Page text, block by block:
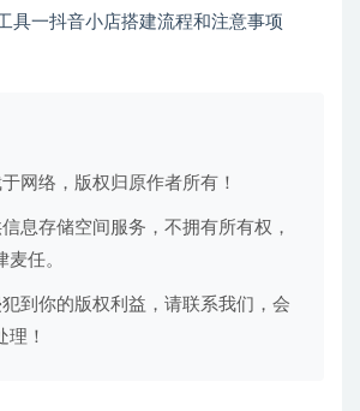
具一抖音小店搭建流程和注意事项
网络，版权归原作者所有！
息存储空间服务，不拥有所有权，
任。
到你的版权利益，请联系我们，会
理！